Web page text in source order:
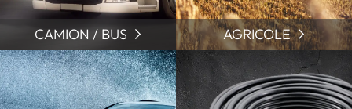
CAMION / BUS AGRICOLE